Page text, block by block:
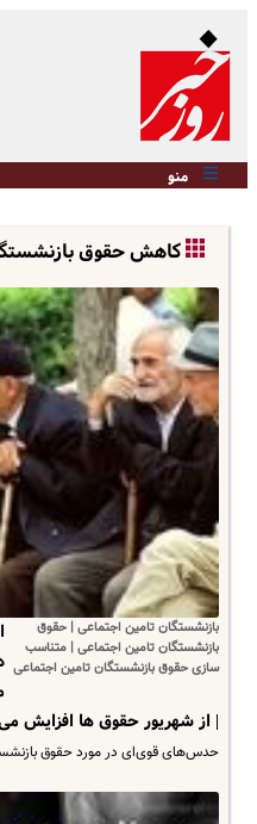
منو
کاهش حقوق
بازنشستگان تامین اجتماعی | حقوق
بازنشستگان تامین اجتماعی | متناسب
سازی حقوق بازنشستگان تامین اجتماعی
| از شهریور حقوق ها افزایش
حدس‌های قوی‌ای در مورد حقوق